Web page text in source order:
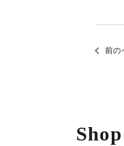
前の